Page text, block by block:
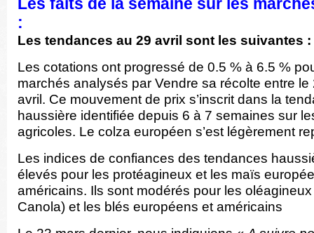
:
Les tendances au 29 avril sont les suivantes :
Les cotations ont progressé de 0.5 % à 6.5 %
marchés analysés par Vendre sa récolte entre le
avril. Ce mouvement de prix s’inscrit dans la
haussière identifiée depuis 6 à 7 semaines sur
agricoles. Le colza européen s’est légèrement
Les indices de confiances des tendances
élevés pour les protéagineux et les maïs
américains. Ils sont modérés pour les
Canola) et les blés européens et américains